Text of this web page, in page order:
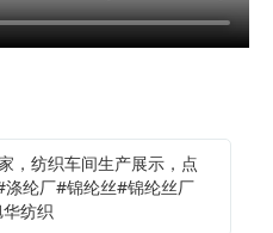
，纺织车间生产展示，点
纶厂#锦纶丝#锦纶丝厂
纺织